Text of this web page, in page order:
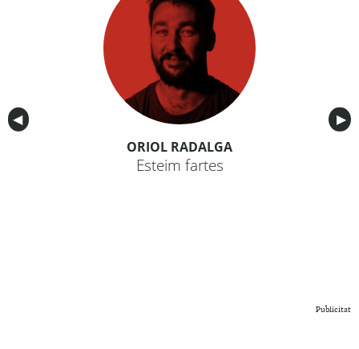
Anterior
◀︎ ▶︎
ORIOL RADALGA
Esteim fartes
Publicitat